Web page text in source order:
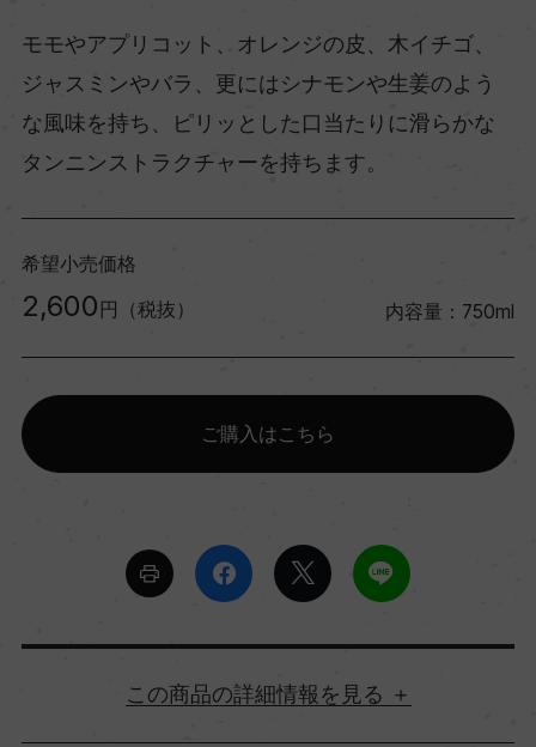
モモやアプリコット、オレンジの皮、木イチゴ、
ジャスミンやバラ、更にはシナモンや生姜のよう
な風味を持ち、ピリッとした口当たりに滑らかな
タンニンストラクチャーを持ちます。
希望小売価格
2,600 円（税抜） 内容量：750ml
ご購入はこちら
詳細情報